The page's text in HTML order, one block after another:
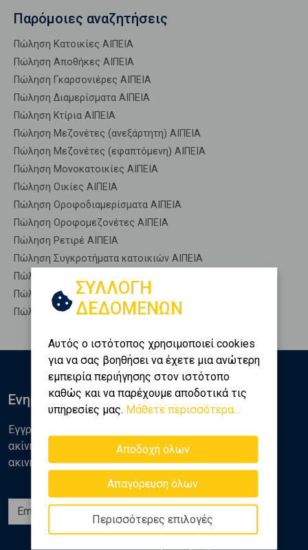
Παρόμοιες αναζητήσεις
Πώληση Κατοικίες ΑΙΠΕΙΑ
Πώληση Αποθήκες ΑΙΠΕΙΑ
Πώληση Γκαρσονιέρες ΑΙΠΕΙΑ
Πώληση Διαμερίσματα ΑΙΠΕΙΑ
Πώληση Κτίρια ΑΙΠΕΙΑ
Πώληση Μεζονέτες (ανεξάρτητη) ΑΙΠΕΙΑ
Πώληση Μεζονέτες (εφαπτόμενη) ΑΙΠΕΙΑ
Πώληση Μονοκατοικίες ΑΙΠΕΙΑ
Πώληση Οικίες ΑΙΠΕΙΑ
Πώληση Οροφοδιαμερίσματα ΑΙΠΕΙΑ
Πώληση Οροφομεζονέτες ΑΙΠΕΙΑ
Πώληση Ρετιρέ ΑΙΠΕΙΑ
Πώληση Συγκροτήματα κατοικιών ΑΙΠΕΙΑ
Πώληση Υπόγεια ΑΙΠΕΙΑ
Πώληση Υπόσκαφα ΑΙΠΕΙΑ
Πώληση Υπολ. υψουν ΑΙΠΕΙΑ
ΣΥΛΛΟΓΗ
ΔΕΔΟΜΕΝΩΝ
Αυτός ο ιστότοπος χρησιμοποιεί cookies
για να σας βοηθήσει να έχετε μια ανώτερη
εμπειρία περιήγησης στον ιστότοπο
καθώς και να παρέχουμε αποδοτικά τις
υπηρεσίες μας. Μάθετε περισσότερα...
Αποδοχή όλων
Απαγόρευση όλων
Περισσότερες επιλογές
Ενημερωθείτε
Εγγραφείτε στο newsletter της Golden Home για νέα
ακίνητα, αναλύσεις και διάφορα θέματα της αγοράς
ακινήτων